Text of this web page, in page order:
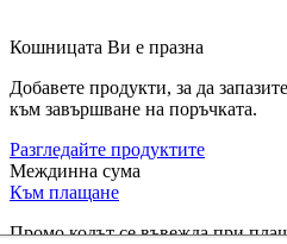
Кошницата Ви е празна
Добавете продукти, за да
към завършване на поръчката.
Разгледайте продуктите
Междинна сума
Към плащане
Промо кодът се въвежда при